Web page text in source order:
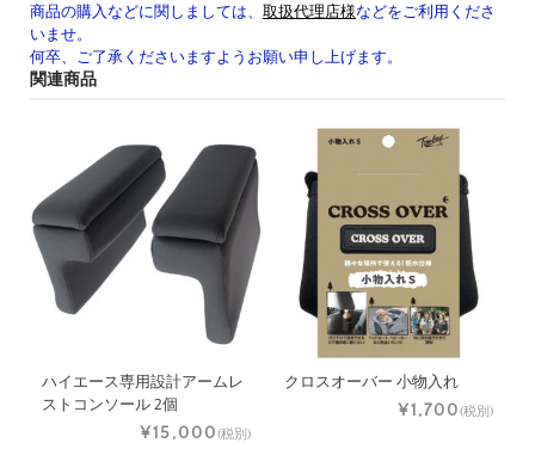
商品の購入などに関しましては、 取扱代理店様などをご利用くださ
いませ。
何卒、ご了承くださいますようお願い申し上げます。
関連商品
ハイエース専用設計アームレ
ストコンソール 2個
¥15,000(税別)
クロスオーバー 小物入れ
¥1,700(税別)